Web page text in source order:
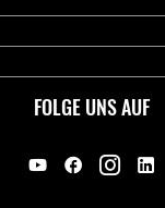
FOLGE UNS AUF